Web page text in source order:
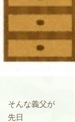
そんな義父が
先日